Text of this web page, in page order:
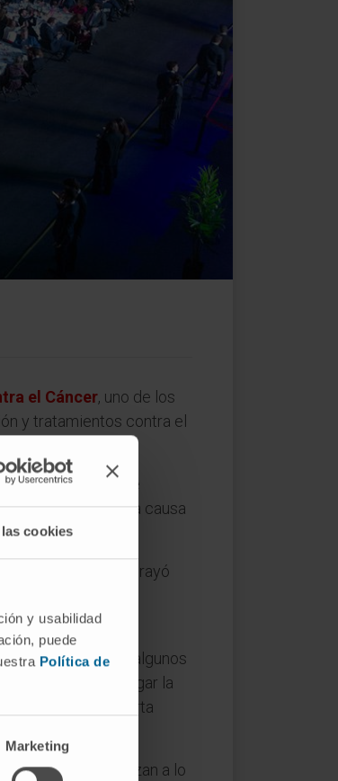
cookies
y usabilidad
puede
Política de
Marketing
el Cáncer, uno de los
y tratamientos contra el
“son los niños que
nosotros por esta causa
y subrayó
sólo generando
Dhu repasó algunos
tuvo lugar la
, que estará abierta
que se organizan a lo